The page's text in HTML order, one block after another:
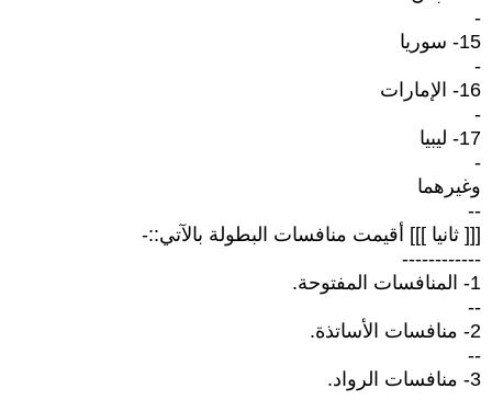
-
15- سوريا
-
16- الإمارات
-
17- ليبيا
-
وغيرهما
--
[[[ ثانيا ]]] أقيمت منافسات البطولة بالآتي::-
------------
1- المنافسات المفتوحة.
--
2- منافسات الأساتذة.
--
3- منافسات الرواد.